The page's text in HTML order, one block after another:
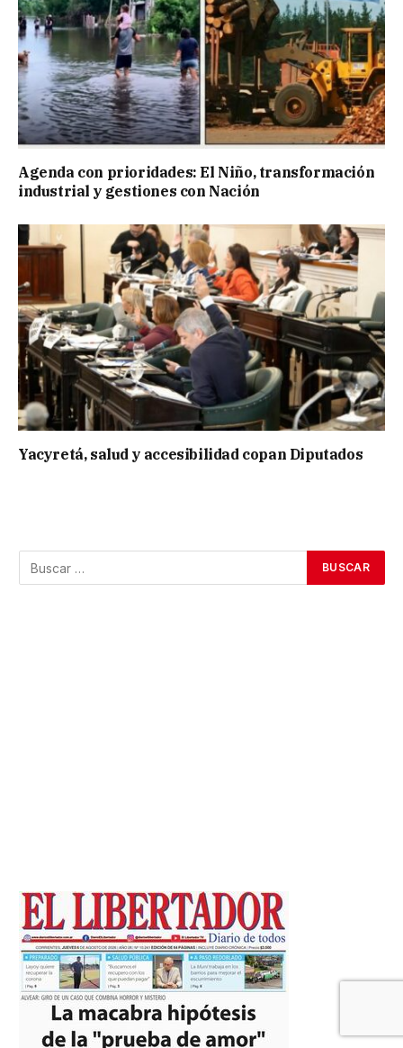
Agenda con prioridades: El Niño, transformación
industrial y gestiones con Nación
Yacyretá, salud y accesibilidad copan Diputados